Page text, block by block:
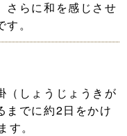
さらに和を感じさせ
。
（しょうじょうきが
までに約2日をかけ
。